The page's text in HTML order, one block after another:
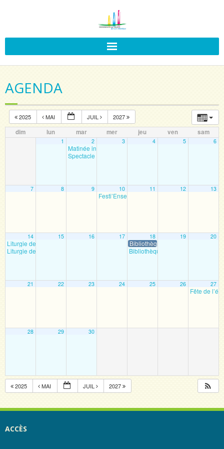
AGENDA
2025 MAI JUIL 2027
dim lun mar mer jeu ven sam
1 2
Matinée intégration PS
Spectacle Théâtre
3 4 5 6
7 8 9 10
Festi’Ensemble !
11 12 13
14
Liturgie des enfants
Liturgie des enfants
15 16 17 18
Bibliothèque
Bibliothèque
19 20
21 22 23 24 25 26 27
Fête de
28 29 30
2025 MAI JUIL 2027
ACCÈS